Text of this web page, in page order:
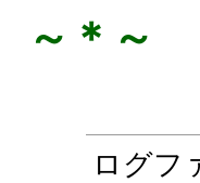
～＊～
ログフ